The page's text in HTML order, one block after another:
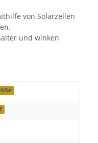
von Solarzellen
und winken